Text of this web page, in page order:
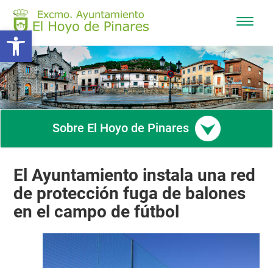
Abrir barra de herramientas
Ocultar
Sobre El Hoyo de Pinares
El Ayuntamiento instala una red
de protección fuga de balones
en el campo de fútbol